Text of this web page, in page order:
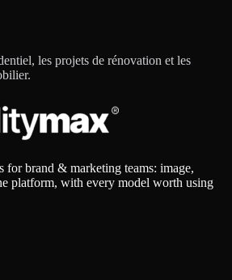
les projets de rénovation et les
brand & marketing teams: image,
platform, with every model worth using